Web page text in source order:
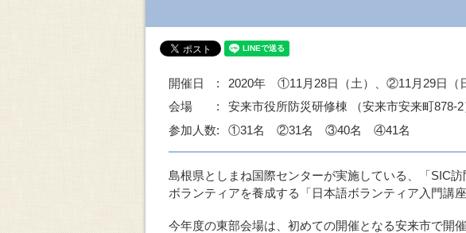
位
開催日 :
2020年 ①11月28日（土）、②11月29日（
会場 :
安来市役所防災研修棟 （安来市安来町878-2
参加人数:
①31名 ②31名 ③40名 ④41名
島根県としまね国際センターが実施している、「SIC
ボランティアを養成する「日本語ボランティア入門講
今年度の東部会場は、初めての開催となる安来市で開